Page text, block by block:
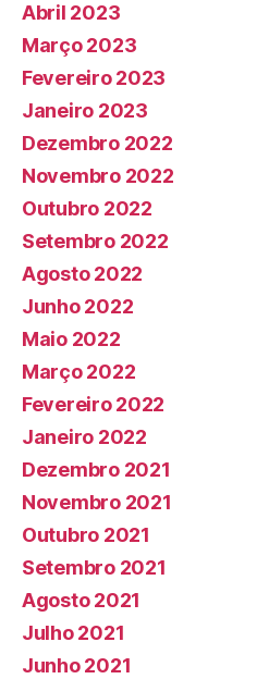
Abril 2023
Março 2023
Fevereiro 2023
Janeiro 2023
Dezembro 2022
Novembro 2022
Outubro 2022
Setembro 2022
Agosto 2022
Junho 2022
Maio 2022
Março 2022
Fevereiro 2022
Janeiro 2022
Dezembro 2021
Novembro 2021
Outubro 2021
Setembro 2021
Agosto 2021
Julho 2021
Junho 2021